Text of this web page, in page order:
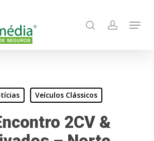
search account
Menu
Veículos Clássicos
2CV &